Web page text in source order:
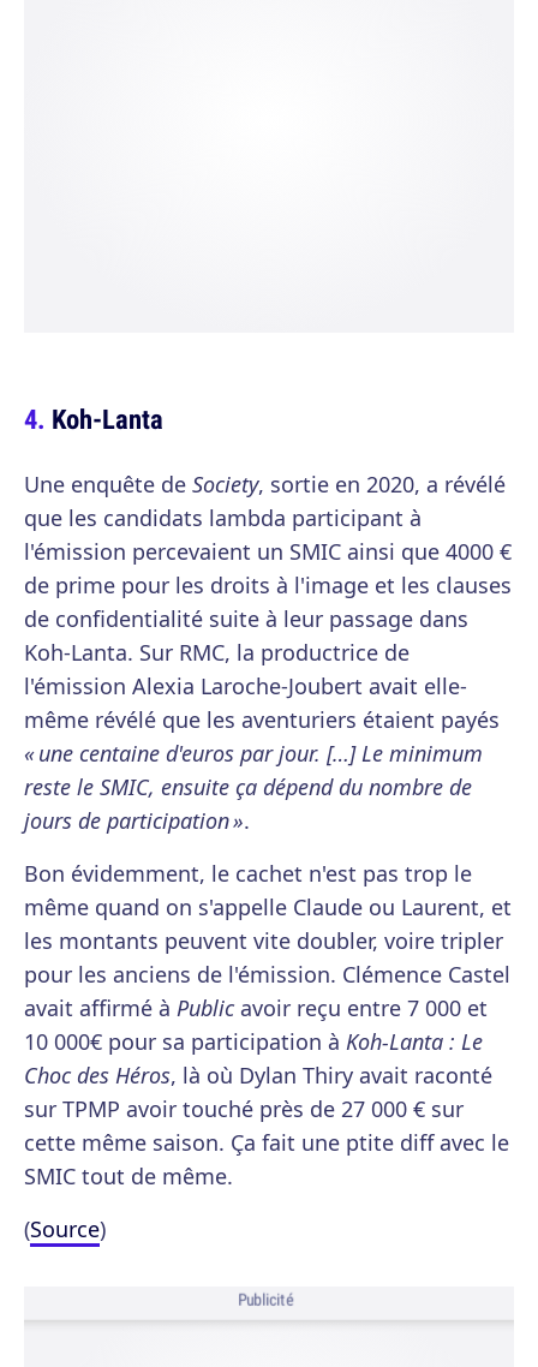
Koh-Lanta
Une enquête de Society, sortie en 2020, a révélé
que les candidats lambda participant à
l'émission percevaient un SMIC ainsi que 4000 €
de prime pour les droits à l'image et les clauses
de confidentialité suite à leur passage dans
Koh-Lanta. Sur RMC, la productrice de
l'émission Alexia Laroche-Joubert avait elle-
même révélé que les aventuriers étaient payés
« une centaine d'euros par jour. […] Le minimum
reste le SMIC, ensuite ça dépend du nombre de
jours de participation ».
Bon évidemment, le cachet n'est pas trop le
même quand on s'appelle Claude ou Laurent, et
les montants peuvent vite doubler, voire tripler
pour les anciens de l'émission. Clémence Castel
avait affirmé à Publicavoir reçu entre 7 000 et
10 000€ pour sa participation à Koh-Lanta : Le
Choc des Héros, là où Dylan Thiry avait raconté
sur TPMP avoir touché près de 27 000 € sur
cette même saison. Ça fait une ptite diff avec le
SMIC tout de même.
(Source)
Publicité